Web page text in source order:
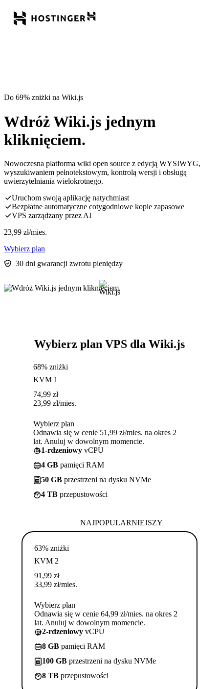
Do 69% zniżki na Wiki.js
Wdróż Wiki.js jednym
kliknięciem.
Nowoczesna platforma wiki open source z edycją WYSIWYG,
wyszukiwaniem pełnotekstowym, kontrolą wersji i obsługą
uwierzytelniania wielokrotnego.
Uruchom swoją aplikację natychmiast
Bezpłatne automatyczne cotygodniowe kopie zapasowe
VPS zarządzany przez AI
23,99 zł/mies.
Wybierz plan
30 dni gwarancji zwrotu pieniędzy
Wybierz plan VPS dla Wiki.js
68% zniżki
KVM 1
74,99 zł
23,99 zł/mies.
Wybierz plan
Odnawia się w cenie 51,99 zł/mies. na okres 2
lat. Anuluj w dowolnym momencie.
1-rdzeniowy vCPU
4 GB pamięci RAM
50 GB przestrzeni na dysku NVMe
4 TB przepustowości
NAJPOPULARNIEJSZY
63% zniżki
KVM 2
91,99 zł
33,99 zł/mies.
Wybierz plan
Odnawia się w cenie 64,99 zł/mies. na okres 2
lat. Anuluj w dowolnym momencie.
2-rdzeniowy vCPU
8 GB pamięci RAM
100 GB przestrzeni na dysku NVMe
8 TB przepustowości